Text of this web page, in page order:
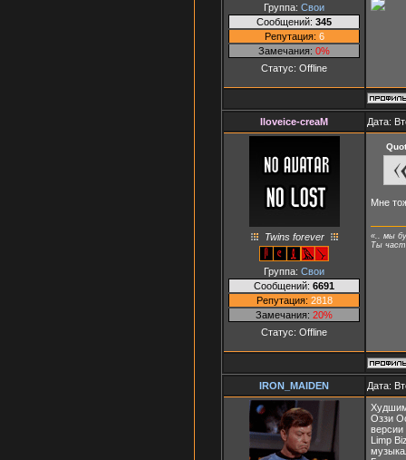
Группа: Свои
Сообщений: 345
Репутация: 6
Замечания: 0%
Статус: Offline
Iloveice-creaM Дата:
Twins forever
Группа: Свои
Сообщений: 6691
Репутация: 2818
Замечания: 20%
Статус: Offline
Мне
«.. мы
Ты
IRON_MAIDEN
Дата:
Оззи
версии
Limp